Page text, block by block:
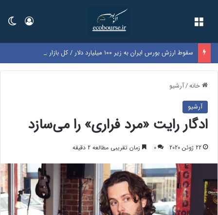
ورود
خانه/آرشیو
آرشیو
ادگار رایت «مرد فراری» را می‌سازد
22 ژوئن 2020 0 زمان تقریبی مطالعه 2 دقیقه